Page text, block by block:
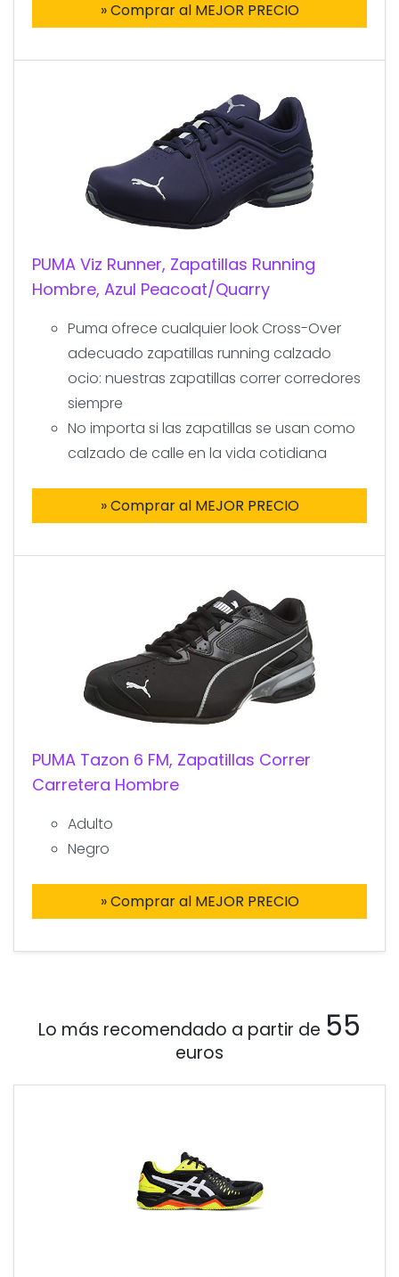
» Comprar al MEJOR PRECIO
PUMA Viz Runner, Zapatillas Running
Hombre, Azul Peacoat/Quarry
Puma ofrece cualquier look Cross-Over
adecuado zapatillas running calzado
ocio: nuestras zapatillas correr corredores
siempre
No importa si las zapatillas se usan como
calzado de calle en la vida cotidiana
» Comprar al MEJOR PRECIO
PUMA Tazon 6 FM, Zapatillas Correr
Carretera Hombre
Adulto
Negro
» Comprar al MEJOR PRECIO
Lo más recomendado a partir de 55
euros